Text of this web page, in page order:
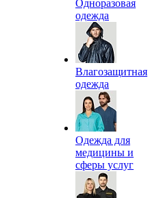
Одноразовая
одежда
Влагозащитная
одежда
Одежда для
медицины и
сферы услуг